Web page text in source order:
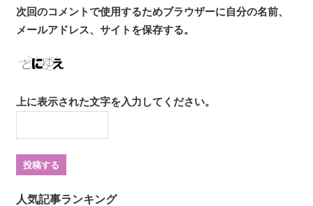
次回のコメントで使用するためブラウザーに自分の名前、
メールアドレス、サイトを保存する。
上に表示された文字を入力してください。
人気記事ランキング